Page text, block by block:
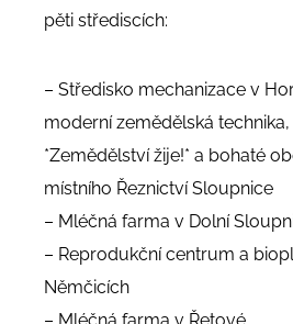
pěti střediscích:
– Středisko mechanizace v
moderní zemědělská
*Zemědělství žije!* a bohaté
místního Řeznictví Sloupnice
– Mléčná farma v Dolní
– Reprodukční centrum a
Němčicích